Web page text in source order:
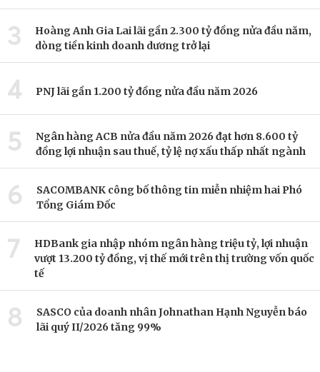
3
Hoàng Anh Gia Lai lãi gần 2.300 tỷ đồng nửa đầu năm,
dòng tiền kinh doanh dương trở lại
4 PNJ lãi gần 1.200 tỷ đồng nửa đầu năm 2026
5
Ngân hàng ACB nửa đầu năm 2026 đạt hơn 8.600 tỷ
đồng lợi nhuận sau thuế, tỷ lệ nợ xấu thấp nhất ngành
6
SACOMBANK công bố thông tin miễn nhiệm hai Phó
Tổng Giám Đốc
7
HDBank gia nhập nhóm ngân hàng triệu tỷ, lợi nhuận
vượt 13.200 tỷ đồng, vị thế mới trên thị trường vốn quốc
tế
8
SASCO của doanh nhân Johnathan Hạnh Nguyễn báo
lãi quý II/2026 tăng 99%